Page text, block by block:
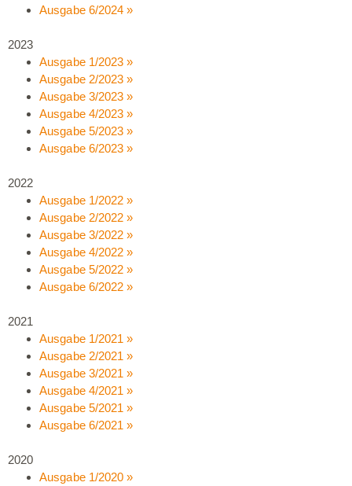
Ausgabe 6/2024 »
2023
Ausgabe 1/2023 »
Ausgabe 2/2023 »
Ausgabe 3/2023 »
Ausgabe 4/2023 »
Ausgabe 5/2023 »
Ausgabe 6/2023 »
2022
Ausgabe 1/2022 »
Ausgabe 2/2022 »
Ausgabe 3/2022 »
Ausgabe 4/2022 »
Ausgabe 5/2022 »
Ausgabe 6/2022 »
2021
Ausgabe 1/2021 »
Ausgabe 2/2021 »
Ausgabe 3/2021 »
Ausgabe 4/2021 »
Ausgabe 5/2021 »
Ausgabe 6/2021 »
2020
Ausgabe 1/2020 »